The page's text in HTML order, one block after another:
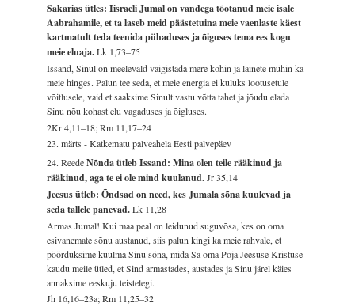
Sakarias ütles: Iisraeli Jumal on vandega tõotanud meie isale
Aabrahamile, et ta laseb meid päästetuina meie vaenlaste käest
kartmatult teda teenida pühaduses ja õiguses tema ees kogu
meie eluaja.Lk 1,73–75
Issand, Sinul on meelevald vaigistada mere kohin ja lainete mühin ka
meie hinges. Palun tee seda, et meie energia ei kuluks lootusetule
võitlusele, vaid et saaksime Sinult vastu võtta tahet ja jõudu elada
Sinu nõu kohast elu vagaduses ja õigluses.
2Kr 4,11–18; Rm 11,17–24
23. märts - Katkematu palveahela Eesti palvepäev
24. ReedeNõnda ütleb Issand: Mina olen teile rääkinud ja
rääkinud, aga te ei ole mind kuulanud.Jr 35,14
Jeesus ütleb: Õndsad on need, kes Jumala sõna kuulevad ja
seda tallele panevad.Lk 11,28
Armas Jumal! Kui maa peal on leidunud suguvõsa, kes on oma
esivanemate sõnu austanud, siis palun kingi ka meie rahvale, et
pöörduksime kuulma Sinu sõna, mida Sa oma Poja Jeesuse Kristuse
kaudu meile ütled, et Sind armastades, austades ja Sinu järel käies
annaksime eeskuju teistelegi.
Jh 16,16–23a; Rm 11,25–32